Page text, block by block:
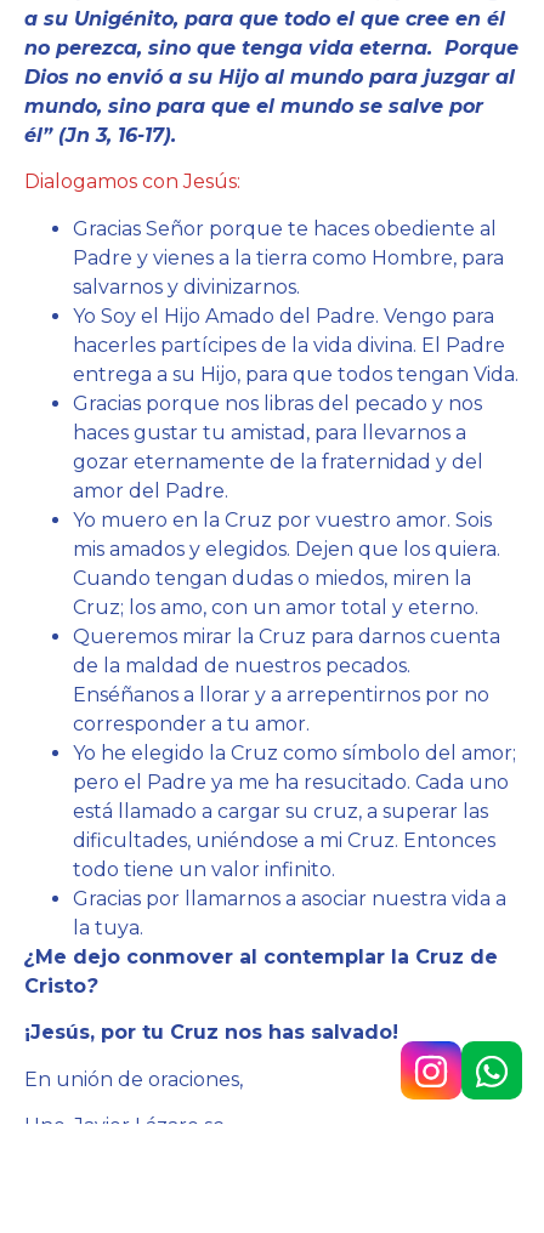
a su Unigénito, para que todo el que cree en él
no perezca, sino que tenga vida eterna. Porque
Dios no envió a su Hijo al mundo para juzgar al
mundo, sino para que el mundo se salve por
él” (Jn 3, 16-17).
Dialogamos con Jesús:
Gracias Señor porque te haces obediente al
Padre y vienes a la tierra como Hombre, para
salvarnos y divinizarnos.
Yo Soy el Hijo Amado del Padre. Vengo para
hacerles partícipes de la vida divina. El Padre
entrega a su Hijo, para que todos tengan Vida.
Gracias porque nos libras del pecado y nos
haces gustar tu amistad, para llevarnos a
gozar eternamente de la fraternidad y del
amor del Padre.
Yo muero en la Cruz por vuestro amor. Sois
mis amados y elegidos. Dejen que los quiera.
Cuando tengan dudas o miedos, miren la
Cruz; los amo, con un amor total y eterno.
Queremos mirar la Cruz para darnos cuenta
de la maldad de nuestros pecados.
Enséñanos a llorar y a arrepentirnos por no
corresponder a tu amor.
Yo he elegido la Cruz como símbolo del amor;
pero el Padre ya me ha resucitado. Cada uno
está llamado a cargar su cruz, a superar las
dificultades, uniéndose a mi Cruz. Entonces
todo tiene un valor infinito.
Gracias por llamarnos a asociar nuestra vida a
la tuya.
¿Me dejo conmover al contemplar la Cruz de
Cristo?
¡Jesús, por tu Cruz nos has salvado!
En unión de oraciones,
Hno. Javier Lázaro sc